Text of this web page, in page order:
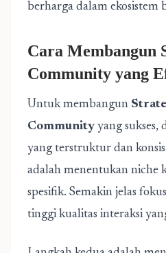
berharga dalam ekosistem
Cara Membangun
Community yang
Untuk membangun
Community yang
yang terstruktur dan
adalah menentukan niche
spesifik. Semakin jelas
tinggi kualitas interaksi